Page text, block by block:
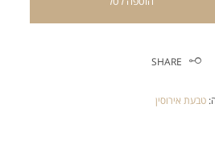
SHARE
טבעת אירוסין